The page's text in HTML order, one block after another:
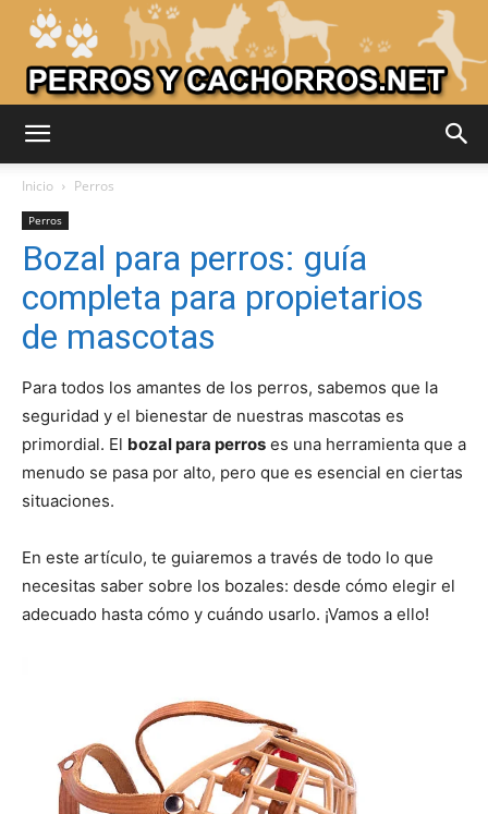
Perros
Razas
–
Inicio Perros
Perros
Bozal para perros: guía
completa para propietarios
de mascotas
Para todos los amantes de los perros, sabemos que la
seguridad y el bienestar de nuestras mascotas es
primordial. El bozal para perros es una herramienta que a
menudo se pasa por alto, pero que es esencial en ciertas
situaciones.
En este artículo, te guiaremos a través de todo lo que
necesitas saber sobre los bozales: desde cómo elegir el
adecuado hasta cómo y cuándo usarlo. ¡Vamos a ello!